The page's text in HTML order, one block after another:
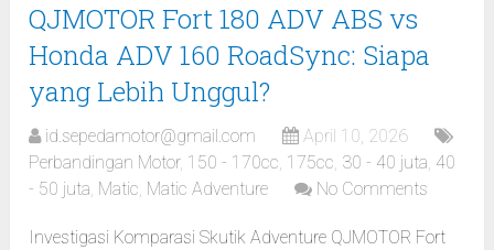
QJMOTOR Fort 180 ADV ABS vs
Honda ADV 160 RoadSync: Siapa
yang Lebih Unggul?
id.sepedamotor@gmail.com
April 10, 2026
Perbandingan Motor, 150 - 170cc, 175cc, 30 - 40 juta, 40
- 50 juta, Matic, Matic Adventure No Comments
Investigasi Komparasi Skutik Adventure QJMOTOR Fort